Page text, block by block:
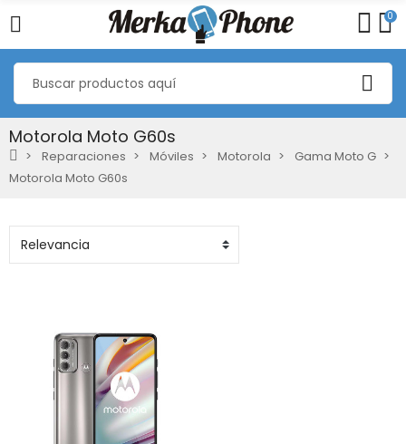
0
Motorola Moto G60s
Reparaciones Móviles Motorola
Gama Moto G
Motorola Moto G60s